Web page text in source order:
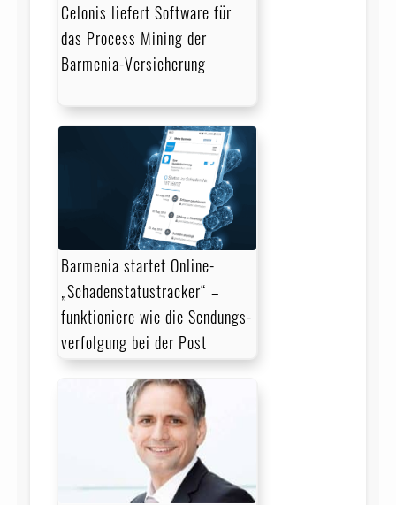
Celonis liefert Software für
das Process Mining der
Barmenia-Versicherung
Barmenia startet Online-
„Schadenstatustracker“ –
funktioniere wie die Sen­dungs­
ver­fol­gung bei der Post